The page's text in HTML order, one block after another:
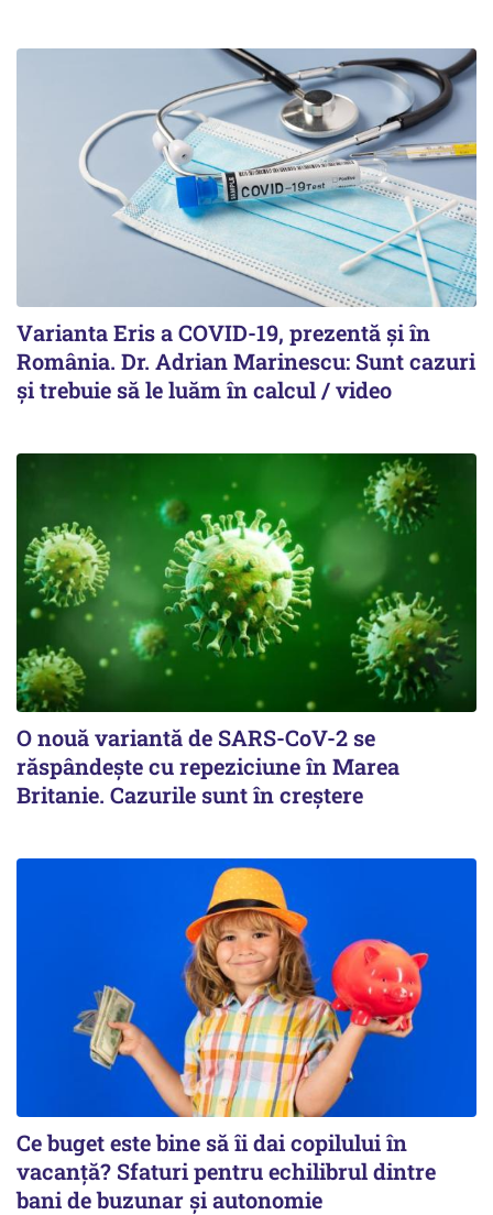
Varianta Eris a COVID-19, prezentă și în
România. Dr. Adrian Marinescu: Sunt cazuri
și trebuie să le luăm în calcul / video
O nouă variantă de SARS-CoV-2 se
răspândește cu repeziciune în Marea
Britanie. Cazurile sunt în creștere
Ce buget este bine să îi dai copilului în
vacanță? Sfaturi pentru echilibrul dintre
bani de buzunar și autonomie